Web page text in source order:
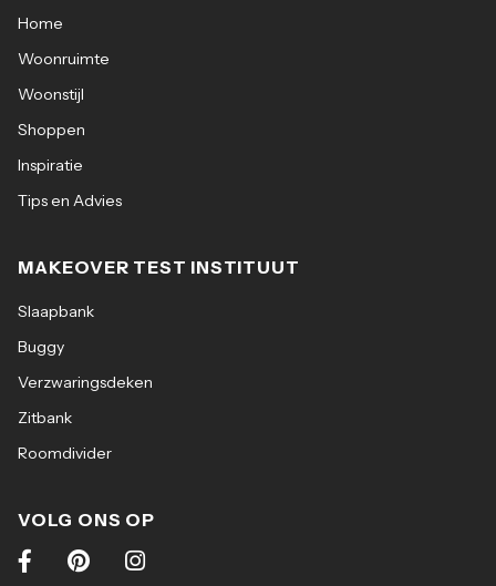
Home
Woonruimte
Woonstijl
Shoppen
Inspiratie
Tips en Advies
MAKEOVER TEST INSTITUUT
Slaapbank
Buggy
Verzwaringsdeken
Zitbank
Roomdivider
VOLG ONS OP